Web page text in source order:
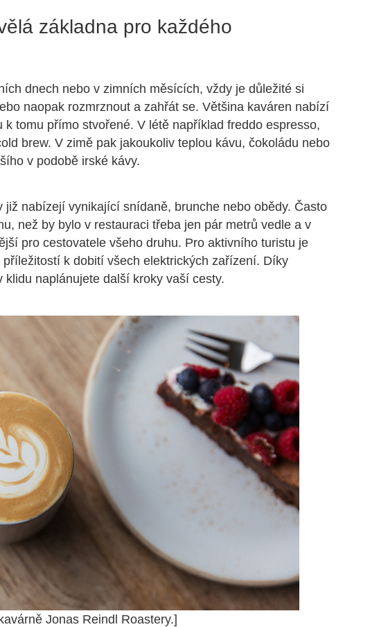
základna pro každého
dnech nebo v zimních měsících, vždy je důležité si
naopak rozmrznout a zahřát se. Většina kaváren nabízí
k tomu přímo stvořené. V létě například freddo espresso,
brew. V zimě pak jakoukoliv teplou kávu, čokoládu nebo
v podobě irské kávy.
již nabízejí vynikající snídaně, brunche nebo obědy. Často
než by bylo v restauraci třeba jen pár metrů vedle a v
pro cestovatele všeho druhu. Pro aktivního turistu je
k dobití všech elektrických zařízení. Díky
klidu naplánujete další kroky vaší cesty.
Jonas Reindl Roastery.]